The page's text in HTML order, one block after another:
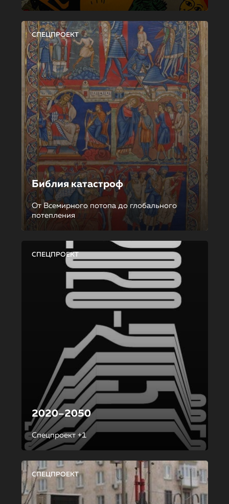
СПЕЦПРОЕКТ
Библия катастроф
От Всемирного потопа до глобального
потепления
СПЕЦПРОЕКТ
2020–2050
Спецпроект +1
СПЕЦПРОЕКТ